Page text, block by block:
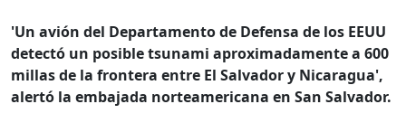
'Un avión del Departamento de Defensa de los EEUU
detectó un posible tsunami aproximadamente a 600
millas de la frontera entre El Salvador y Nicaragua',
alertó la embajada norteamericana en San Salvador.